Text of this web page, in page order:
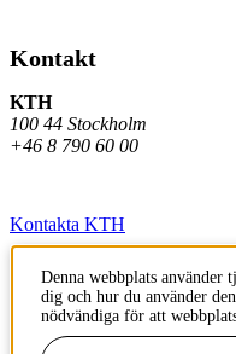
Kontakt
KTH
100 44 Stockholm
+46 8 790 60 00
Kontakta KTH
Jobba på KTH
Press och media
Denna webbplats använder
dig och hur du använder
nödvändiga för att